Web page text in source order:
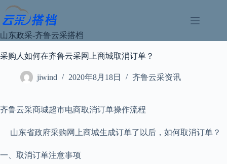
过
内
容
山东政采-齐鲁云采搭档
采购人如何在齐鲁云采网上商城取消订单？
jiwind 2020年8月18日 齐鲁云采资讯
齐鲁云采商城超市电商取消订单操作流程
山东省政府采购网上商城生成订单了以后，如何取消订单？
一、取消订单注意事项